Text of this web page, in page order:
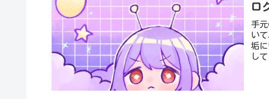
ロ
手
い
垢
し